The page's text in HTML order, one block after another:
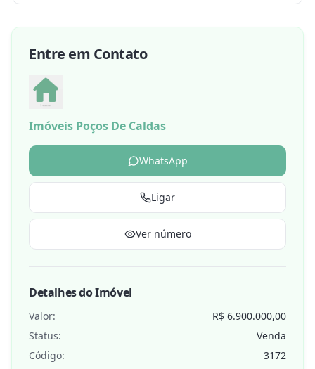
Entre em Contato
Imóveis Poços De Caldas
WhatsApp
Ligar
Ver número
Detalhes do Imóvel
Valor:
R$ 6.900.000,00
Status:
Venda
Código:
3172